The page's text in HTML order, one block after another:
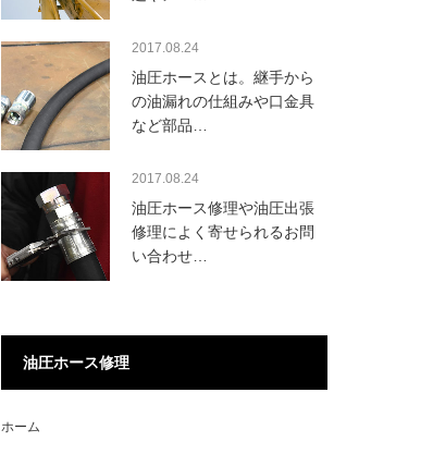
2017.08.24
油圧ホースとは。継手から
の油漏れの仕組みや口金具
など部品…
2017.08.24
油圧ホース修理や油圧出張
修理によく寄せられるお問
い合わせ…
油圧ホース修理
ホーム